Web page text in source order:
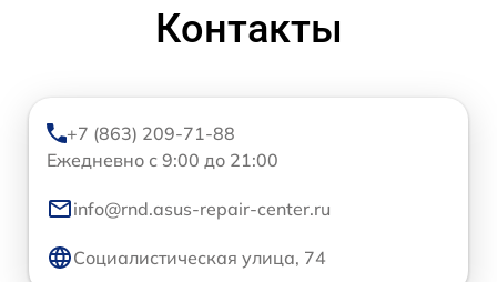
Контакты
+7 (863) 209-71-88
Ежедневно с 9:00 до 21:00
info@rnd.asus-repair-center.ru
Социалистическая улица, 74